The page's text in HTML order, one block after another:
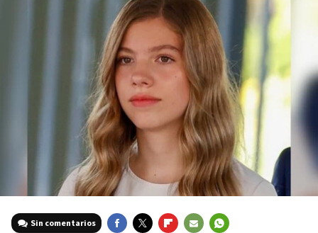
Sin comentarios